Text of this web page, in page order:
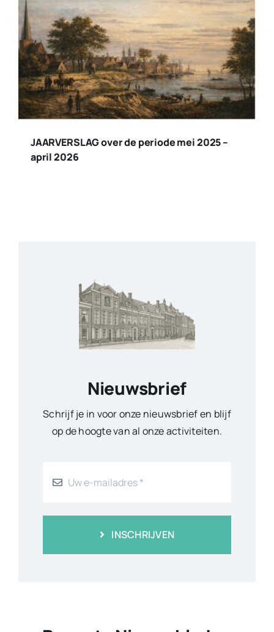
JAARVERSLAG over de periode mei 2025 –
april 2026
Nieuwsbrief
Schrijf je in voor onze nieuwsbrief en blijf
op de hoogte van al onze activiteiten.
INSCHRIJVEN